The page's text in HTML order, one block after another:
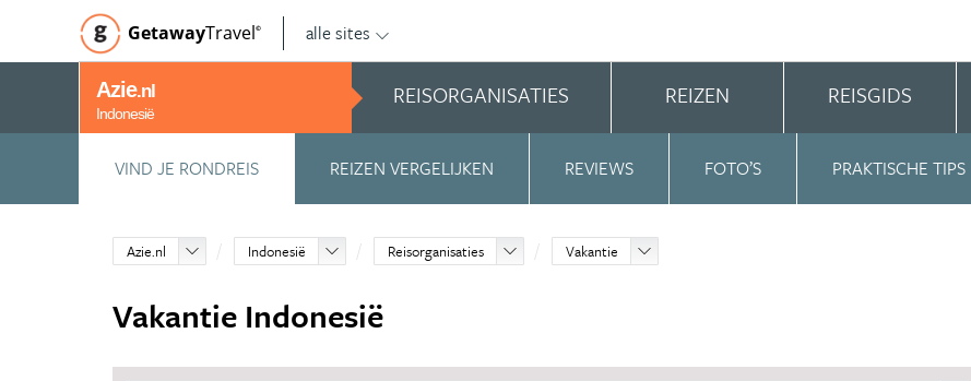
GetawayTravel© alle sites
Azie.nl
Indonesië
REISORGANISATIES REIZEN REISGIDS
VIND JE RONDREIS REIZEN VERGELIJKEN REVIEWS FOTO’S PRAKTISCHE TIPS
Azie.nl Indonesië Reisorganisaties Vakantie
Vakantie Indonesië